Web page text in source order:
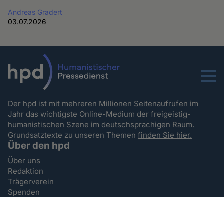
Andreas Gradert
03.07.2026
Menu
Der hpd ist mit mehreren Millionen Seitenaufrufen im
Jahr das wichtigste Online-Medium der freigeistig-
humanistischen Szene im deutschsprachigen Raum.
Grundsatztexte zu unseren Themenfinden Sie hier.
Über den hpd
Über uns
Redaktion
Trägerverein
Spenden